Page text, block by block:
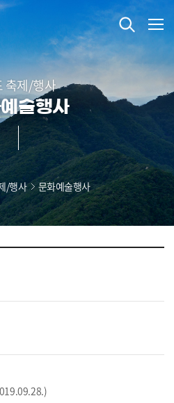
바로가기
축제/행사
술행사
/행사 문화예술행사